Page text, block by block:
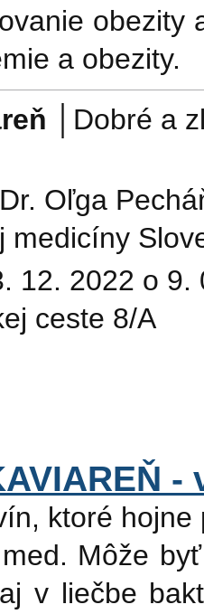
obezity
a obezity.
│ Dobré a
Oľga
medicíny
12. 2022 o 9.
ceste 8/A
ktoré
Môže
v liečbe